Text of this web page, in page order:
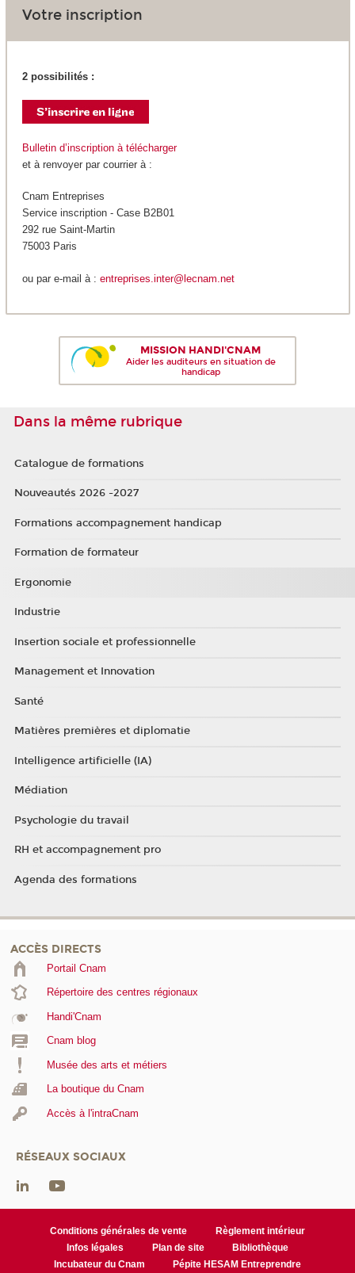
Votre inscription
2 possibilités :
Bulletin d’inscription à télécharger
et à renvoyer par courrier à :
Cnam Entreprises
Service inscription - Case B2B01
292 rue Saint-Martin
75003 Paris
ou par e-mail à : entreprises.inter@lecnam.net
MISSION HANDI'CNAM
Aider les auditeurs en situation de
handicap
Dans la même rubrique
Catalogue de formations
Nouveautés 2026 -2027
Formations accompagnement handicap
Formation de formateur
Ergonomie
Industrie
Insertion sociale et professionnelle
Management et Innovation
Santé
Matières premières et diplomatie
Intelligence artificielle (IA)
Médiation
Psychologie du travail
RH et accompagnement pro
Agenda des formations
ACCÈS DIRECTS
Portail Cnam
Répertoire des centres régionaux
Handi'Cnam
Cnam blog
Musée des arts et métiers
La boutique du Cnam
Accès à l'intraCnam
RÉSEAUX SOCIAUX
Conditions générales de vente
Règlement intérieur
Infos légales
Plan de site
Bibliothèque
Incubateur du Cnam
Pépite HESAM Entreprendre